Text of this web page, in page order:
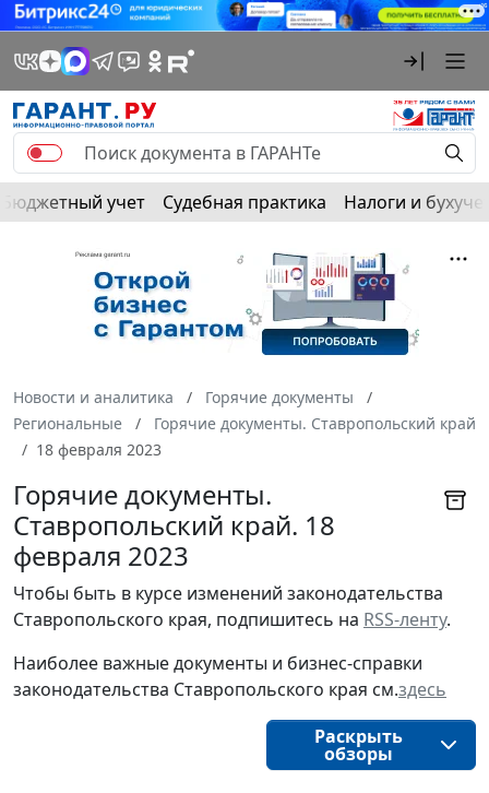
Бюджетный учет Судебная практика Налоги и
Новости и аналитика
Горячие документы
Региональные
Горячие документы. Ставропольский край
18 февраля 2023
Горячие документы.
Ставропольский край. 18
февраля 2023
Чтобы быть в курсе изменений законодательства
Ставропольского края, подпишитесь на RSS-ленту.
Наиболее важные документы и бизнес-справки
законодательства Ставропольского края см.здесь
Раскрыть
обзоры